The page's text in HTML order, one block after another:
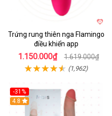
Trứng rung thiên nga Flamingo
điều khiển app
1.150.000₫ 1.619.000₫
(1,962)
-31%
4.8